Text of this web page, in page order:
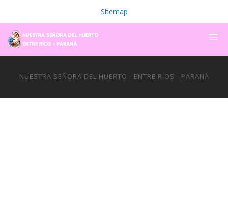
Sitemap
NUESTRA SEÑORA DEL HUERTO - ENTRE RÍOS - PARANÁ